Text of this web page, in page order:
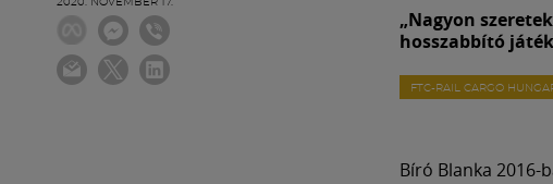
„Nagyon
hosszabbító
FTC-RAIL CARGO
Bíró Blanka 2016-